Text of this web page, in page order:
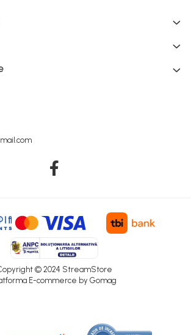
© 2024 StreamStore
E-commerce by Gomag